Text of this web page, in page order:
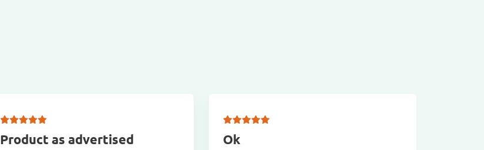
Product as advertised Ok